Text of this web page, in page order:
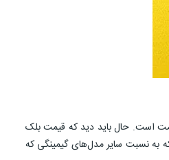
است. حال باید دید که قیمت بلک
را ارائه دهد.این شرکت قیمت گوشی شیائومی بلک شارک ۴ پرو را به صورت پایه 650 یورو در نظر گرفته که به نسبت سایر مدل‌های گیمینگی که